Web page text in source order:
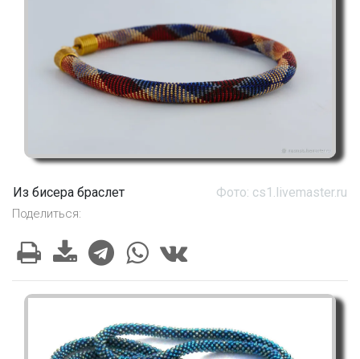
Из бисера браслет Фото: cs1.livemaster.ru
Поделиться: